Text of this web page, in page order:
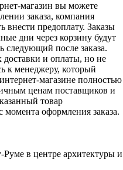
магазин вы можете
заказа, компания
внести предоплату. Заказы
дни через корзину будут
следующий после заказа.
доставки и оплаты, но не
к менеджеру, который
магазине полностью
ценам поставщиков и
товар
момента оформления заказа.
в центре архитектуры и